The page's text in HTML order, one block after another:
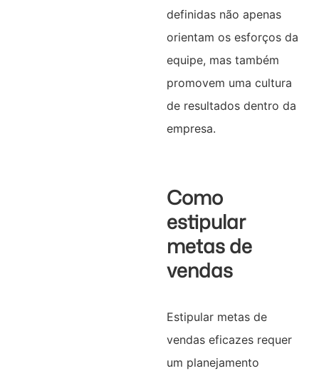
definidas não apenas
orientam os esforços da
equipe, mas também
promovem uma cultura
de resultados dentro da
empresa.
Como
estipular
metas de
vendas
Estipular metas de
vendas eficazes requer
um planejamento